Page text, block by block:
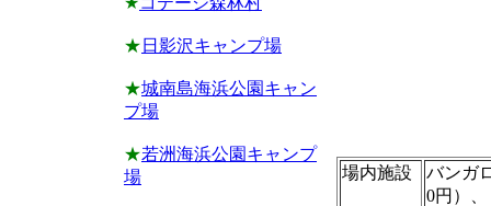
場内施設
バンガ
0円）
★ 日影沢キャンプ場
★城南島海浜公園キャン
プ場
★若洲海浜公園キャンプ
場